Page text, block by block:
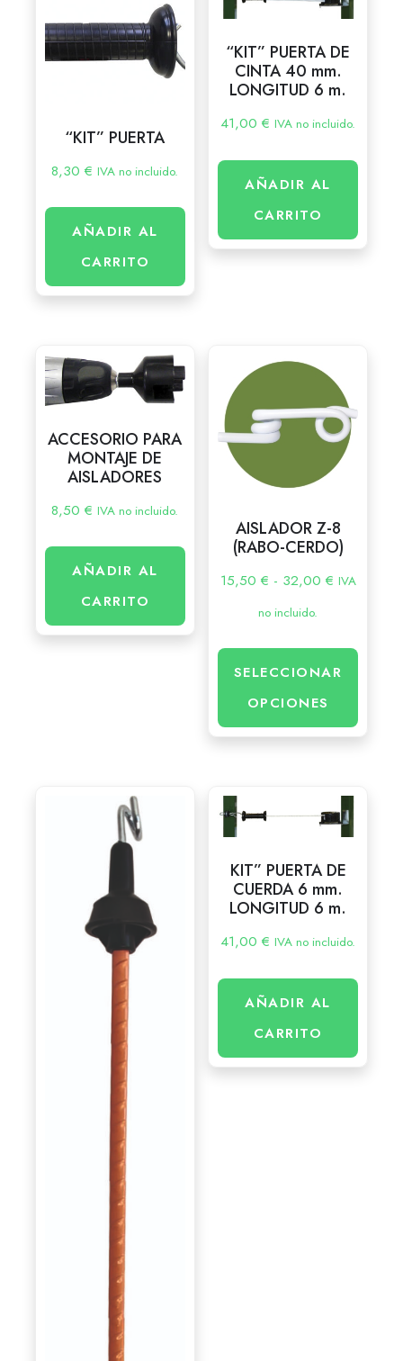
“KIT” PUERTA
8,30€ IVA no incluido.
AÑADIR AL
CARRITO
“KIT” PUERTA DE
CINTA 40 mm.
LONGITUD 6 m.
41,00€ IVA no incluido.
AÑADIR AL
CARRITO
ACCESORIO PARA
MONTAJE DE
AISLADORES
8,50€ IVA no incluido.
AÑADIR AL
CARRITO
AISLADOR Z-8
(RABO-CERDO)
15,50 € - 32,00 € IVA
no incluido.
SELECCIONAR
OPCIONES
KIT” PUERTA DE
CUERDA 6 mm.
LONGITUD 6 m.
41,00€ IVA no incluido.
AÑADIR AL
CARRITO